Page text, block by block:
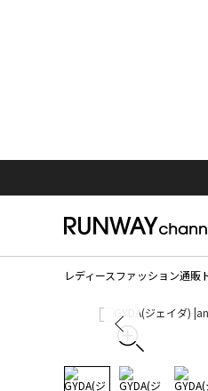
レディースファッション通販